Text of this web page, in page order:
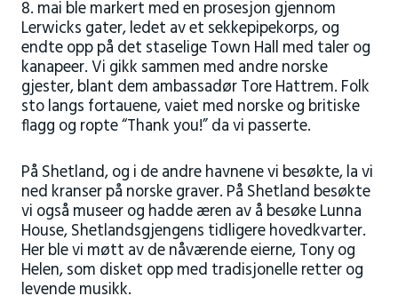
8. mai ble markert med en prosesjon gjennom
Lerwicks gater, ledet av et sekkepipekorps, og
endte opp på det staselige Town Hall med taler og
kanapeer. Vi gikk sammen med andre norske
gjester, blant dem ambassadør Tore Hattrem. Folk
sto langs fortauene, vaiet med norske og britiske
flagg og ropte “Thank you!” da vi passerte.
På Shetland, og i de andre havnene vi besøkte, la vi
ned kranser på norske graver. På Shetland besøkte
vi også museer og hadde æren av å besøke Lunna
House, Shetlandsgjengens tidligere hovedkvarter.
Her ble vi møtt av de nåværende eierne, Tony og
Helen, som disket opp med tradisjonelle retter og
levende musikk.